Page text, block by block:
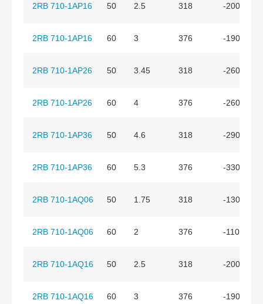
2RB 710-1AP16 50 2.5 318 -200
2RB 710-1AP16 60 3 376 -190
2RB 710-1AP26 50 3.45 318 -260
2RB 710-1AP26 60 4 376 -260
2RB 710-1AP36 50 4.6 318 -290
2RB 710-1AP36 60 5.3 376 -330
2RB 710-1AQ06 50 1.75 318 -130
2RB 710-1AQ06 60 2 376 -110
2RB 710-1AQ16 50 2.5 318 -200
2RB 710-1AQ16 60 3 376 -190